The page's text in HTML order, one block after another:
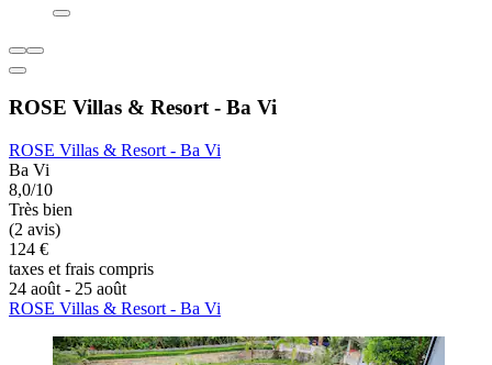
ROSE Villas & Resort - Ba Vi
ROSE Villas & Resort - Ba Vi
Ba Vi
8,0/10
Très bien
(2 avis)
124 €
taxes et frais compris
24 août - 25 août
ROSE Villas & Resort - Ba Vi